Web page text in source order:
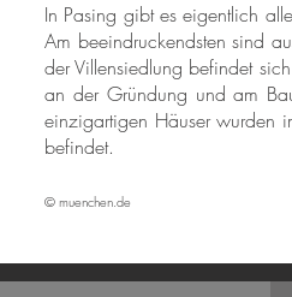
In Pasing gibt es eigentlich
Am beeindruckendsten sind
der Villensiedlung befindet
an der Gründung und am
einzigartigen Häuser wurden
befindet.
© muenchen.de